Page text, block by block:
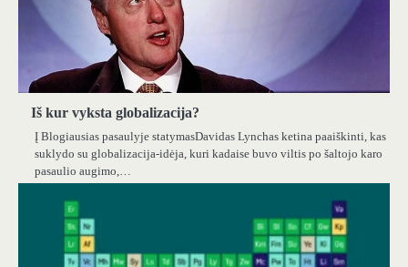
Iš kur vyksta globalizacija?
Į Blogiausias pasaulyje statymasDavidas Lynchas ketina paaiškinti, kas
suklydo su globalizacija-idėja, kuri kadaise buvo viltis po šaltojo karo
pasaulio augimo,…